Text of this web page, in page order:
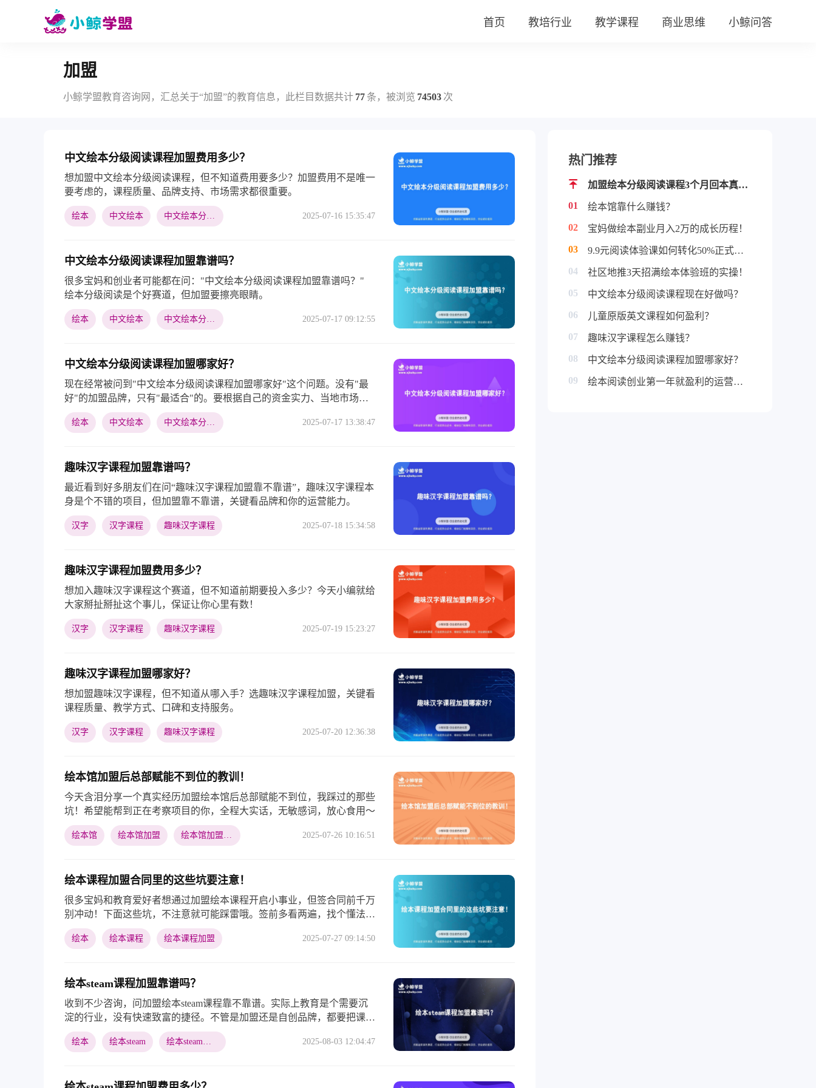
首页 教培行业 教学课程 商业思维 小鲸问答
加盟
小鲸学盟教育咨询网，汇总关于“加盟”的教育信息，此栏目数据共计 77条，被浏览 74503 次
中文绘本分级阅读课程加盟费用多少？
想加盟中文绘本分级阅读课程，但不知道费用要多少？加盟费用不是唯一
要考虑的，课程质量、品牌支持、市场需求都很重要。
绘本 中文绘本 中文绘本分级阅读 2025-07-16 15:35:47
中文绘本分级阅读课程加盟靠谱吗？
很多宝妈和创业者可能都在问："中文绘本分级阅读课程加盟靠谱吗？"
绘本分级阅读是个好赛道，但加盟要擦亮眼睛。
绘本 中文绘本 中文绘本分级阅读 2025-07-17 09:12:55
中文绘本分级阅读课程加盟哪家好？
现在经常被问到"中文绘本分级阅读课程加盟哪家好"这个问题。没有"最
好"的加盟品牌，只有"最适合"的。要根据自己的资金实力、当地市场需
求以及个人兴趣来选择。
绘本 中文绘本 中文绘本分级阅读 2025-07-17 13:38:47
趣味汉字课程加盟靠谱吗？
最近看到好多朋友们在问“趣味汉字课程加盟靠不靠谱”，趣味汉字课程本
身是个不错的项目，但加盟靠不靠谱，关键看品牌和你的运营能力。
汉字 汉字课程 趣味汉字课程 2025-07-18 15:34:58
趣味汉字课程加盟费用多少？
想加入趣味汉字课程这个赛道，但不知道前期要投入多少？今天小编就给
大家掰扯掰扯这个事儿，保证让你心里有数！
汉字 汉字课程 趣味汉字课程 2025-07-19 15:23:27
趣味汉字课程加盟哪家好？
想加盟趣味汉字课程，但不知道从哪入手？选趣味汉字课程加盟，关键看
课程质量、教学方式、口碑和支持服务。
汉字 汉字课程 趣味汉字课程 2025-07-20 12:36:38
绘本馆加盟后总部赋能不到位的教训！
今天含泪分享一个真实经历加盟绘本馆后总部赋能不到位，我踩过的那些
坑！希望能帮到正在考察项目的你，全程大实话，无敏感词，放心食用～
绘本馆 绘本馆加盟 绘本馆加盟总部 2025-07-26 10:16:51
绘本课程加盟合同里的这些坑要注意！
很多宝妈和教育爱好者想通过加盟绘本课程开启小事业，但签合同前千万
别冲动！下面这些坑，不注意就可能踩雷哦。签前多看两遍，找个懂法的
朋友帮把关！保护好自己的小梦想呀！
绘本 绘本课程 绘本课程加盟 2025-07-27 09:14:50
绘本steam课程加盟靠谱吗？
收到不少咨询，问加盟绘本steam课程靠不靠谱。实际上教育是个需要沉
淀的行业，没有快速致富的捷径。不管是加盟还是自创品牌，都要把课程
质量放在第一位。
绘本 绘本steam 绘本steam课程 2025-08-03 12:04:47
热门推荐
加盟绘本分级阅读课程3个月回本真实案例！
01
绘本馆靠什么赚钱？
02
宝妈做绘本副业月入2万的成长历程！
03
9.9元阅读体验课如何转化50%正式学员！
04
社区地推3天招满绘本体验班的实操！
05
中文绘本分级阅读课程现在好做吗？
06
儿童原版英文课程如何盈利？
07
趣味汉字课程怎么赚钱？
08
中文绘本分级阅读课程加盟哪家好？
09
绘本阅读创业第一年就盈利的运营秘诀！